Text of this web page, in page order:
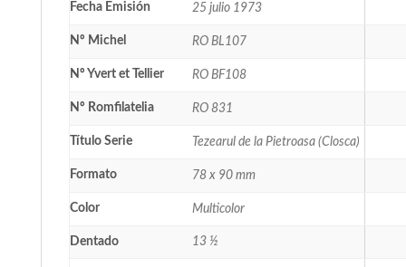
Fecha Emisión 25 julio 1973
Nº Michel RO BL107
Nº Yvert et Tellier RO BF108
Nº Romfilatelia RO 831
Título Serie Tezearul de la Pietroasa (Closca)
Formato 78 x 90 mm
Color Multicolor
Dentado 13 ½